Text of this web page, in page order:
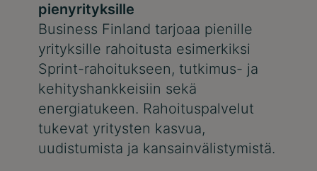
pienyrityksille
Business Finland tarjoaa pienille
yrityksille rahoitusta esimerkiksi
Sprint-rahoitukseen, tutkimus- ja
kehityshankkeisiin sekä
energiatukeen. Rahoituspalvelut
tukevat yritysten kasvua,
uudistumista ja kansainvälistymistä.